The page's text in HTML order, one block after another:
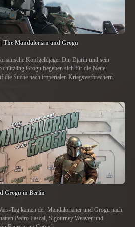
The Mandalorian and Grogu
Kopfgeldjäger Din Djarin und sein
Grogu begeben sich für die Neue
die Suche nach imperialen Kriegsverbrechern.
Grogu in Berlin
Tag kamen der Mandalorianer und Grogu nach
Pedro Pascal, Sigourney Weaver und